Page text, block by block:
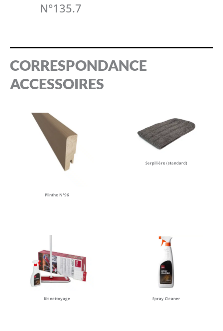
N°135.7
CORRESPONDANCE
ACCESSOIRES
Plinthe N°96
Serpillière (standard)
Kit nettoyage Spray Cleaner